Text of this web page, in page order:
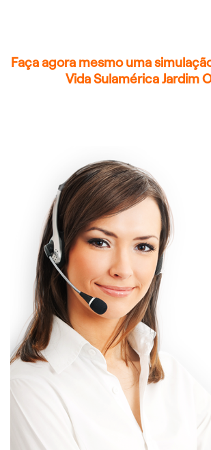
Faça agora mesmo uma
Vida Sulamérica Jardim